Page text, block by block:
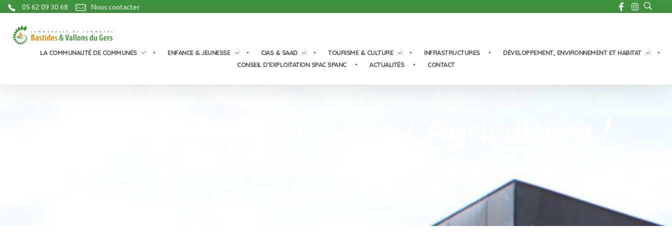
05 62 09 30 68 Nous contacter
LA COMMUNAUTÉ DE COMMUNES ENFANCE & JEUNESSE CIAS & SAAD TOURISME & CULTURE INFRASTRUCTURES
DÉVELOPPEMENT, ENVIRONNEMENT ET HABITAT
CONSEIL D’EXPLOITATION SPAC SPANC
ACTUALITÉS CONTACT